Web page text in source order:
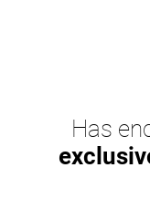
Has